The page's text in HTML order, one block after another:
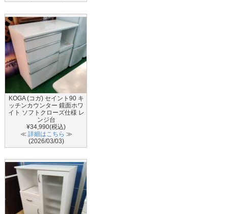
KOGA (コガ) セイント90 キ
ッチンカウンター 鏡面ホワ
イト ソフトクローズ仕様 レ
ンジ台
¥34,990(税込)
≪ 詳細はこちら ≫
(2026/03/03)